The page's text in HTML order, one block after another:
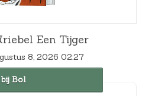
Een Tijger
8, 2026 02:27
Bol